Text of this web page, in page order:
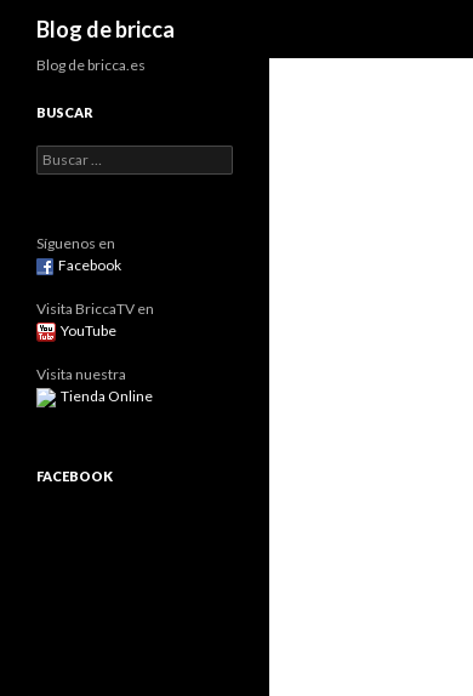
Blog de bricca
Blog de bricca.es
BUSCAR
Buscar:
Síguenos en
Facebook
Visita BriccaTV en
YouTube
Visita nuestra
Tienda Online
FACEBOOK